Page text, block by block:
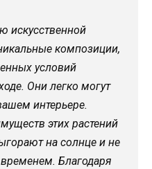
искусственной
композиции,
условий
Они легко могут
интерьере.
этих растений
на солнце и не
Благодаря